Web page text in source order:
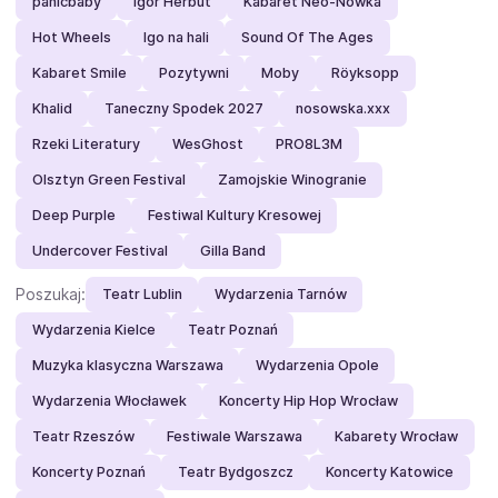
Hot Wheels Igo na hali Sound Of The Ages
Kabaret Smile Pozytywni Moby Röyksopp
Khalid Taneczny Spodek 2027 nosowska.xxx
Rzeki Literatury WesGhost PRO8L3M
Olsztyn Green Festival Zamojskie Winogranie
Deep Purple Festiwal Kultury Kresowej
Undercover Festival Gilla Band
Poszukaj: Teatr Lublin Wydarzenia Tarnów
Wydarzenia Kielce Teatr Poznań
Muzyka klasyczna Warszawa Wydarzenia Opole
Wydarzenia Włocławek Koncerty Hip Hop Wrocław
Teatr Rzeszów Festiwale Warszawa Kabarety Wrocław
Koncerty Poznań Teatr Bydgoszcz Koncerty Katowice